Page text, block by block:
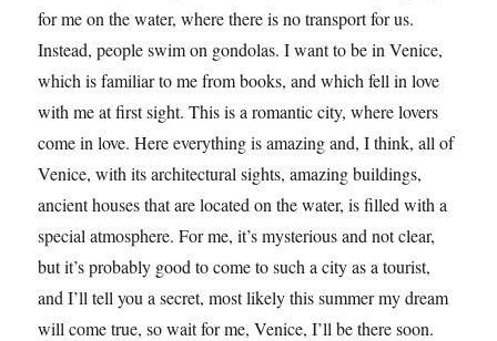
for me on the water, where there is no transport for us.
Instead, people swim on gondolas. I want to be in Venice,
which is familiar to me from books, and which fell in love
with me at first sight. This is a romantic city, where lovers
come in love. Here everything is amazing and, I think, all of
Venice, with its architectural sights, amazing buildings,
ancient houses that are located on the water, is filled with a
special atmosphere. For me, it’s mysterious and not clear,
but it’s probably good to come to such a city as a tourist,
and I’ll tell you a secret, most likely this summer my dream
will come true, so wait for me, Venice, I’ll be there soon.